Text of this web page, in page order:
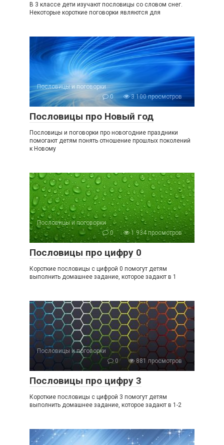
В 3 классе дети изучают пословицы со словом снег.
Некоторые короткие поговорки являются для
Пословицы и поговорки
0
3 100 просмотров
Пословицы про Новый год
Пословицы и поговорки про новогодние праздники
помогают детям понять отношение прошлых поколений
к Новому
Пословицы и поговорки
0
1 934 просмотров
Пословицы про цифру 0
Короткие пословицы с цифрой 0 помогут детям
выполнить домашнее задание, которое задают в 1
Пословицы и поговорки
0
881 просмотров
Пословицы про цифру 3
Короткие пословицы с цифрой 3 помогут детям
выполнить домашнее задание, которое задают в 1-2